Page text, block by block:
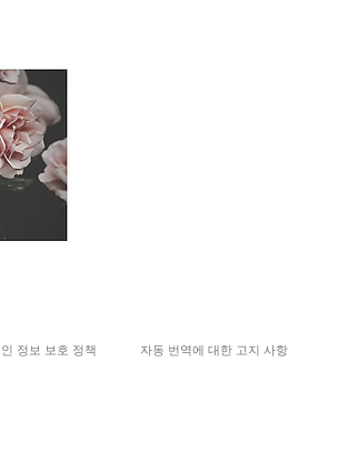
인 정보 보호 정책 자동 번역에 대한 고지 사항